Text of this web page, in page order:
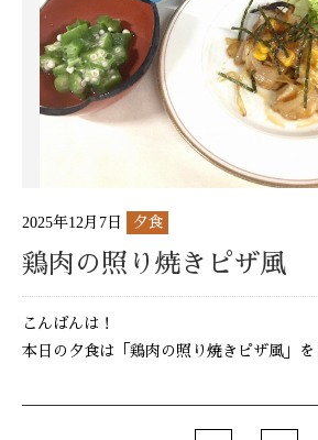
2025年12月7日 夕食
鶏肉の照り焼きピザ風
こんばんは！
本日の夕食は「鶏肉の照り焼きピザ風」